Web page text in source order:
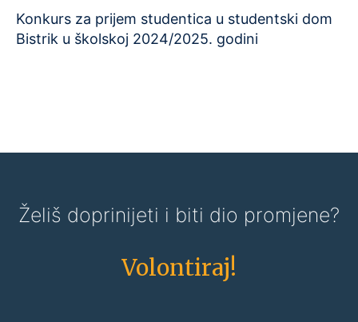
Konkurs za prijem studentica u studentski dom
Bistrik u školskoj 2024/2025. godini
Želiš doprinijeti i biti dio promjene?
Volontiraj!